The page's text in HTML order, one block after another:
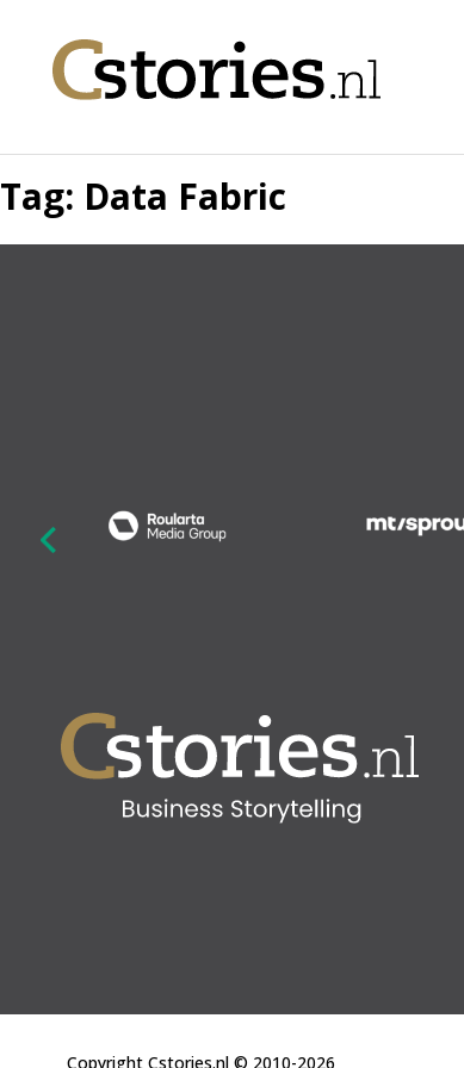
Tag: Data Fabric
Copyright Cstories.nl © 2010-2026